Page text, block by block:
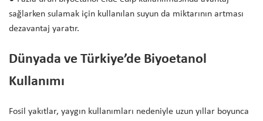
sağlarken sulamak için kullanılan suyun da miktarının artması
dezavantaj yaratır.
Dünyada ve Türkiye’de Biyoetanol
Kullanımı
Fosil yakıtlar, yaygın kullanımları nedeniyle uzun yıllar boyunca